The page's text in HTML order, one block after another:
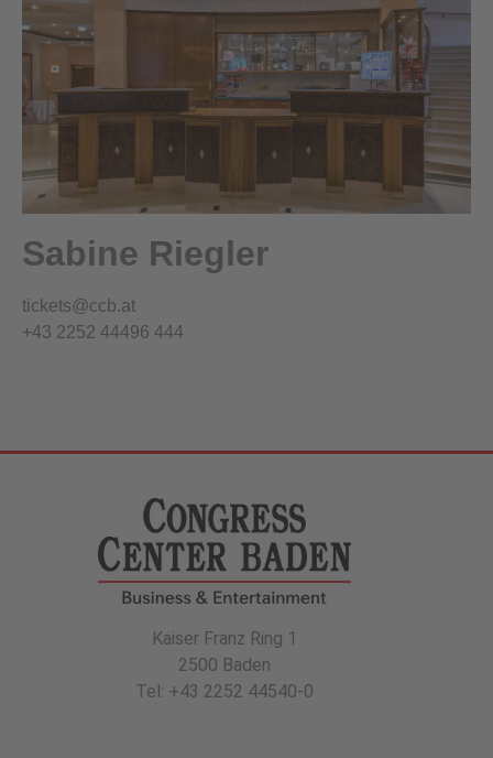
Sabine Riegler
tickets@ccb.at
+43 2252 44496 444
Kaiser Franz Ring 1
2500 Baden
Tel: +43 2252 44540-0